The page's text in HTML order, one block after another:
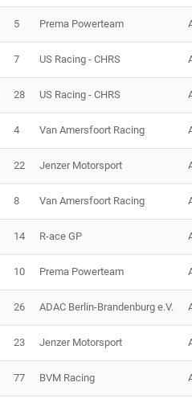
5 Prema Powerteam
7 US Racing - CHRS
28 US Racing - CHRS
4 Van Amersfoort Racing
22 Jenzer Motorsport
8 Van Amersfoort Racing
14 R-ace GP
10 Prema Powerteam
26 ADAC Berlin-Brandenburg e.V.
23 Jenzer Motorsport
77 BVM Racing